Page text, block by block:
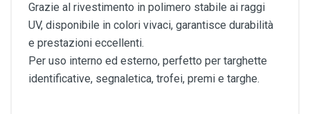
Grazie al rivestimento in polimero stabile ai raggi
UV, disponibile in colori vivaci, garantisce durabilità
e prestazioni eccellenti.
Per uso interno ed esterno, perfetto per targhette
identificative, segnaletica, trofei, premi e targhe.